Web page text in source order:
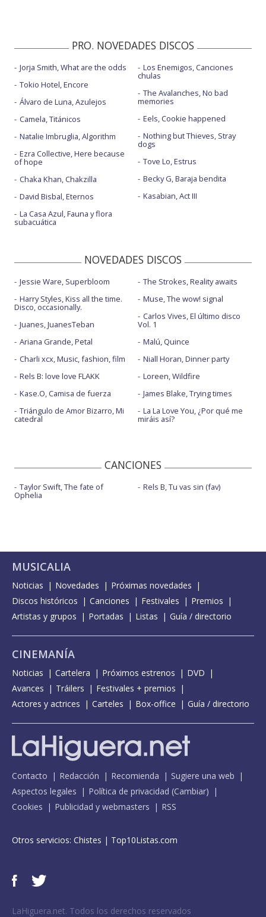
PRO. NOVEDADES DISCOS
Jorja Smith, What are the odds
Tokio Hotel, Encore
Álvaro de Luna, Azulejos
Camela, Titánicos
Natalie Imbruglia, Algorithm
Ezra Collective, Here because
of hope
Chaka Khan, Chakzilla
David Bisbal, Eternos
La Casa Azul, Fauna y flora
subacuática
Los Enemigos, Canciones
chulas
The Avalanches, No bad
memories
Eels, Cookie happened
Nothing but Thieves, Stray
dogs
Tove Lo, Estrus
Becky G, Baraja bendita
Kasabian, Act III
NOVEDADES DISCOS
Jessie Ware, Superbloom
Harry Styles, Kiss all the time.
Disco, occasionally.
Juanes, JuanesTeban
Ariana Grande, Petal
Charli xcx, Music, fashion, film
Rels B: love love FLAKK
Kase.O, Camisa de fuerza
Triángulo de Amor Bizarro, Mi
catedral
The Strokes, Reality awaits
Muse, The wow! signal
Carlos Vives, El último disco
Vol. 1
Malú, Quince
Niall Horan, Dinner party
Loreen, Wildfire
James Blake, Trying times
La La Love You, ¿Por qué me
miráis así?
CANCIONES
Taylor Swift, The fate of
Ophelia
Rels B, Tu vas sin (fav)
MUSICALIA
Noticias Novedades
Próximas novedades
Discos históricos
Canciones Festivales
Premios
Artistas y grupos
Portadas Listas Guía / directorio
CINEMANÍA
Noticias Cartelera Próximos estrenos
DVD
Avances
Tráilers
Festivales + premios
Actores y actrices
Carteles Box-office Guía / directorio
Contacto Redacción Recomienda
Sugiere una web
Aspectos legales
Política de privacidad (Cambiar)
Cookies
Publicidad y webmasters RSS
Otros servicios: Chistes | Top10Listas.com
LaHiguera.net. Todos los derechos reservados